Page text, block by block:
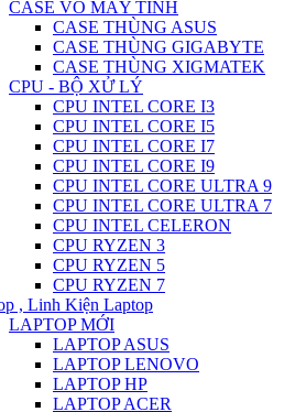
CASE VỎ MÁY TÍNH
CASE THÙNG ASUS
CASE THÙNG GIGABYTE
CASE THÙNG XIGMATEK
CPU - BỘ XỬ LÝ
CPU INTEL CORE I3
CPU INTEL CORE I5
CPU INTEL CORE I7
CPU INTEL CORE I9
CPU INTEL CORE ULTRA 9
CPU INTEL CORE ULTRA 7
CPU INTEL CELERON
CPU RYZEN 3
CPU RYZEN 5
CPU RYZEN 7
, Linh Kiện Laptop
LAPTOP MỚI
LAPTOP ASUS
LAPTOP LENOVO
LAPTOP HP
LAPTOP ACER